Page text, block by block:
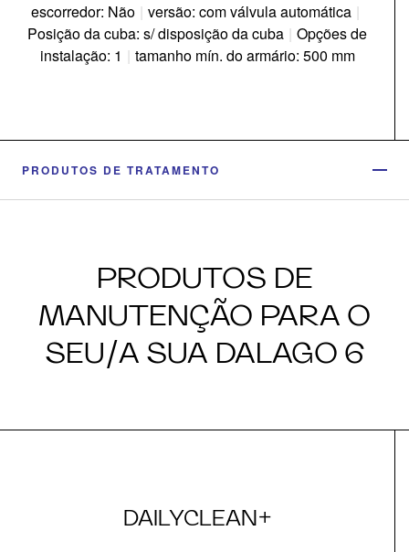
escorredor: Não | versão: com válvula automática |
Posição da cuba: s/ disposição da cuba | Opções de
instalação: 1 | tamanho mín. do armário: 500 mm
PRODUTOS DE TRATAMENTO
PRODUTOS DE
MANUTENÇÃO PARA O
SEU/A SUA DALAGO 6
DAILYCLEAN+